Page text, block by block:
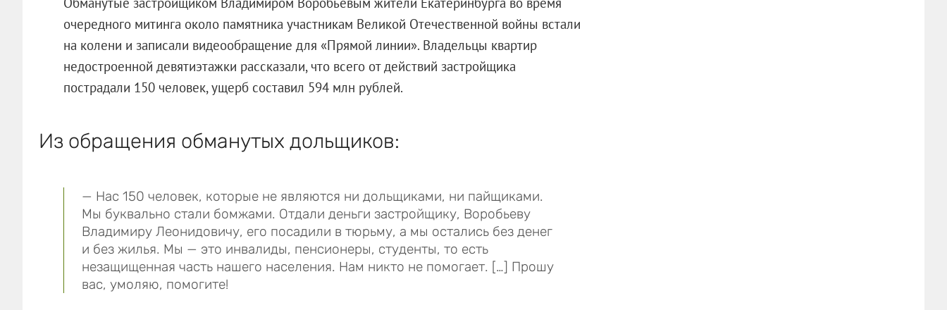
очередного митинга около памятника участникам Великой Отечественной войны встали
на колени и записали видеообращение для «Прямой линии». Владельцы квартир
недостроенной девятиэтажки рассказали, что всего от действий застройщика
пострадали 150 человек, ущерб составил 594 млн рублей.
Из обращения обманутых дольщиков:
— Нас 150 человек, которые не являются ни дольщиками, ни пайщиками.
Мы буквально стали бомжами. Отдали деньги застройщику, Воробьеву
Владимиру Леонидовичу, его посадили в тюрьму, а мы остались без денег
и без жилья. Мы — это инвалиды, пенсионеры, студенты, то есть
незащищенная часть нашего населения. Нам никто не помогает. […] Прошу
вас, умоляю, помогите!